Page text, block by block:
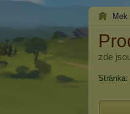
Mek
zde
Stránka: